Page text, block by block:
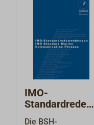
IMO-
Standardredean
wendungen
Die BSH-